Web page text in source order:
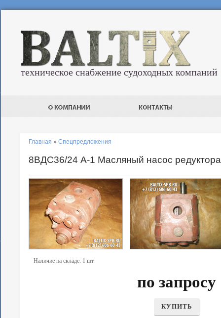
техническое снабжение судоходных компаний
Главная » Спецпредложения
8ВДС36/24 А-1 Масляный насос
Наличие на складе: 1 шт.
по запросу
КУПИТЬ